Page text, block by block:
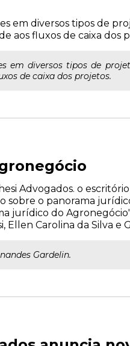
em diversos tipos de
aos fluxos de caixa dos
em diversos tipos de
de caixa dos projetos.
Advogados. o
o panorama jurídico
jurídico do
Ellen Carolina da Silva
Gardelin.